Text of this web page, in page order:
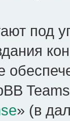
под
» (в